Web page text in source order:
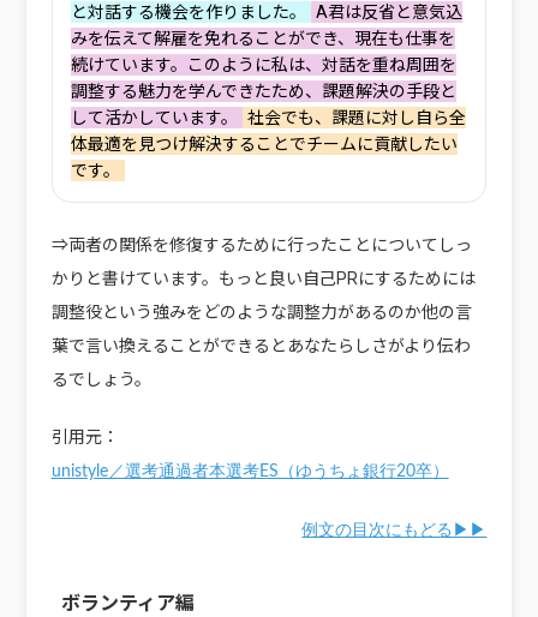
と対話する機会を作りました。
A君は反省と意気込
みを伝えて解雇を免れることができ、現在も仕事を
続けています。このように私は、対話を重ね周囲を
調整する魅力を学んできたため、課題解決の手段と
して活かしています。
社会でも、課題に対し自ら全
体最適を見つけ解決することでチームに貢献したい
です。
⇒両者の関係を修復するために行ったことについてしっ
かりと書けています。もっと良い自己PRにするためには
調整役という強みをどのような調整力があるのか他の言
葉で言い換えることができるとあなたらしさがより伝わ
るでしょう。
引用元：
unistyle／選考通過者本選考ES（ゆうちょ銀行20卒）
例文の目次にもどる▶▶
ボランティア編